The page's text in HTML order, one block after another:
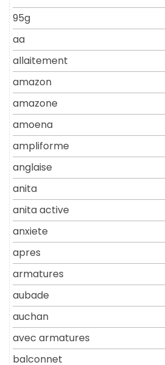
95g
aa
allaitement
amazon
amazone
amoena
ampliforme
anglaise
anita
anita active
anxiete
apres
armatures
aubade
auchan
avec armatures
balconnet